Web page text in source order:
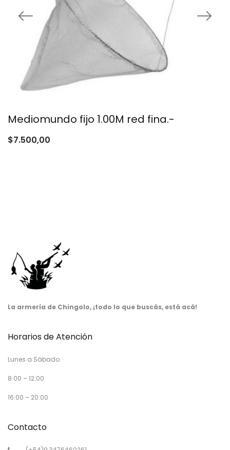
Mediomundo fijo 1.00M red fina.-
$7.500,00
La armería de Chingolo, ¡todo lo que buscás, está acá!
Horarios de Atención
Lunes a Sábado
8:00 – 12:00
16:00 – 20:00
Contacto